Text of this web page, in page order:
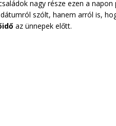
nagy része ezen a napon
szólt, hanem arról is,
az ünnepek előtt.